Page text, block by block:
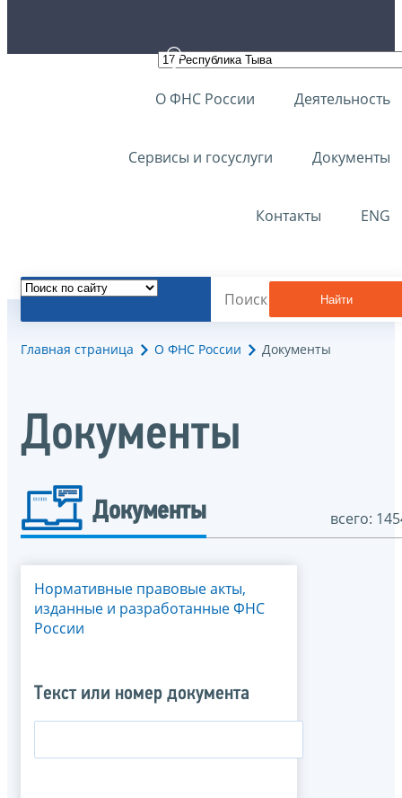
О ФНС России Деятельность
Сервисы и госуслуги Документы
Контакты ENG
Найти
Главная страница О ФНС России Документы
Документы
Документы всего:
Нормативные правовые акты,
изданные и разработанные ФНС
России
Текст или номер документа